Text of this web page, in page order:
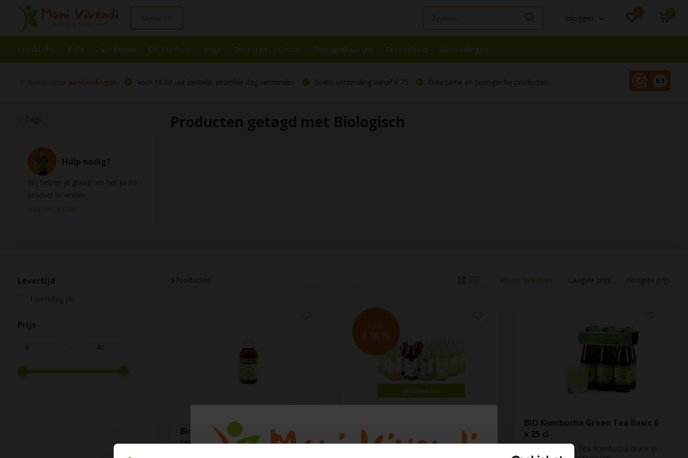
Menu Inloggen
0 0
Kombucha Kefir Zuurdesem Chi Machine Yoga Ontzuren Detox Therapiekaarsen Gezondheid Aanbiedingen
🚩 Bekijk onze aanbiedingen Voor 16:00 uur besteld, dezelfde dag verzonden Gratis verzending vanaf € 75 Duurzame en biologische producten
Hulp nodig?
Help mij kiezen
Producten getagd met Biologisch
Levertijd
Prijs
3 Producten Meest bekeken Laagste prijs Hoogste prijs
Biologische Kombucha
concentrated 100 ml
€ 38,75
smaken
BIO Kombucha Green Tea Basic 6
x 25 cl
Gezonde Green Tea Kombucha drank in